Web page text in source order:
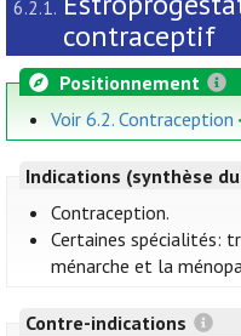
6.2.1.
contraceptif
Positionnement
Voir 6.2. Contraception
Indications (synthèse du
Contraception.
Certaines spécialités:
ménarche et la
Contre-indications